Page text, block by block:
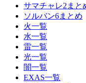
サマチャレ2まと
ソルバン6まとめ
火一覧
水一覧
雷一覧
光一覧
闇一覧
EXAS一覧